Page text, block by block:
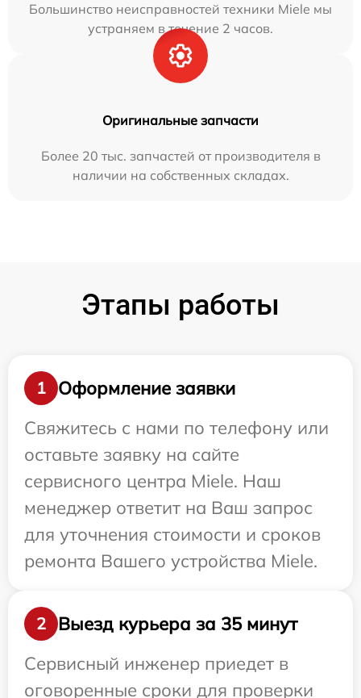
Большинство неисправностей техники Miele мы
устраняем в течение 2 часов.
Оригинальные запчасти
Более 20 тыс. запчастей от производителя в
наличии на собственных складах.
Этапы работы
1
Оформление заявки
Свяжитесь с нами по телефону или
оставьте заявку на сайте
сервисного центра Miele. Наш
менеджер ответит на Ваш запрос
для уточнения стоимости и сроков
ремонта Вашего устройства Miele.
2
Выезд курьера за 35 минут
Сервисный инженер приедет в
оговоренные сроки для проверки